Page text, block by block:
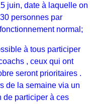
juin, date à laquelle on
personnes par
normal;
à tous participer
, ceux qui ont
seront prioritaires .
de la semaine via un
de participer à ces